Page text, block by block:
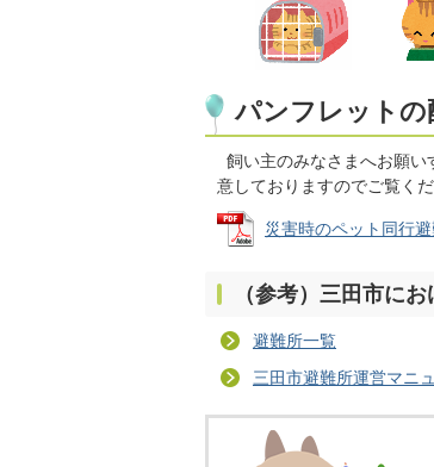
パンフレットの
飼い主のみなさまへお願い
意しておりますのでご覧くだ
災害時のペット同行
（参考）三田市に
避難所一覧
三田市避難所運営マニ